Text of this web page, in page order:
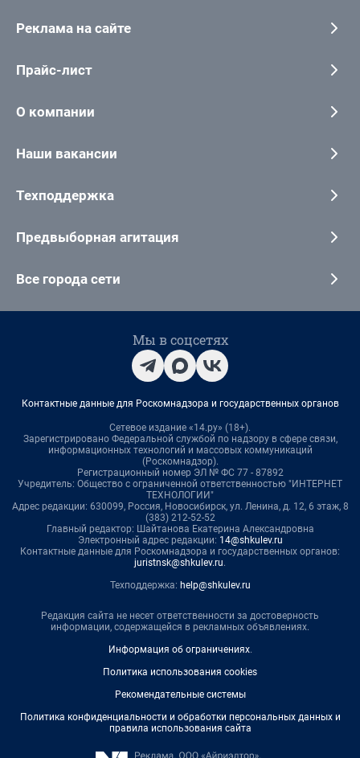
Реклама на сайте
Прайс-лист
О компании
Наши вакансии
Техподдержка
Предвыборная агитация
Все города сети
Мы в соцсетях
Контактные данные для Роскомнадзора и государственных органов
Сетевое издание «14.ру» (18+).
Зарегистрировано Федеральной службой по надзору в сфере связи,
информационных технологий и массовых коммуникаций
(Роскомнадзор).
Регистрационный номер ЭЛ № ФС 77 - 87892
Учредитель: Общество с ограниченной ответственностью "ИНТЕРНЕТ
ТЕХНОЛОГИИ"
Адрес редакции: 630099, Россия, Новосибирск, ул. Ленина, д. 12, 6 этаж, 8
(383) 212-52-52
Главный редактор: Шайтанова Екатерина Александровна
Электронный адрес редакции: 14@shkulev.ru
Контактные данные для Роскомнадзора и государственных органов:
juristnsk@shkulev.ru.
Техподдержка: help@shkulev.ru
Редакция сайта не несет ответственности за достоверность
информации, содержащейся в рекламных объявлениях.
Информация об ограничениях.
Политика использования cookies
Рекомендательные системы
Политика конфиденциальности и обработки персональных данных и
правила использования сайта